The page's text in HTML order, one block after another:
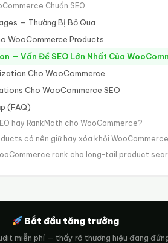
Chuẩn SEO
— Thường Bị Bỏ Qua
WooCommerce Products
— Vấn Đề SEO Lớn Nhất Của
Cho WooCommerce
Cho WooCommerce SEO
(FAQ)
hay RankMath cho WooCommerce?
có nên giữ hay xóa khỏi
rank cho long-tail product
Bắt đầu tăng trưởng
miễn phí — thấy rõ thương hiệu đang